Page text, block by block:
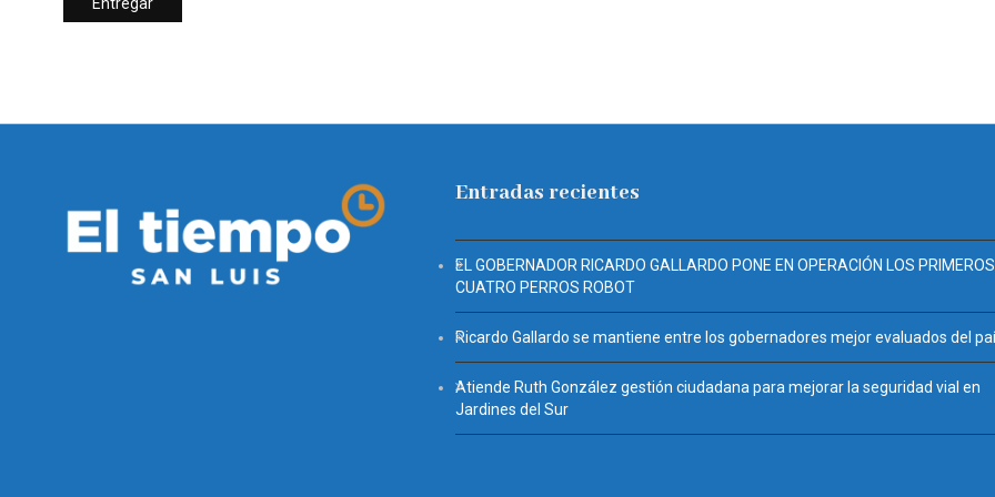
Entradas recientes
EL GOBERNADOR RICARDO GALLARDO PONE EN OPERACIÓN LOS PRIMEROS
CUATRO PERROS ROBOT
Ricardo Gallardo se mantiene entre los gobernadores mejor evaluados del
Atiende Ruth González gestión ciudadana para mejorar la seguridad vial en
Jardines del Sur